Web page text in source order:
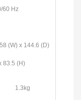
60 Hz
(W) x 144.6 (D)
83.5 (H)
1.3kg